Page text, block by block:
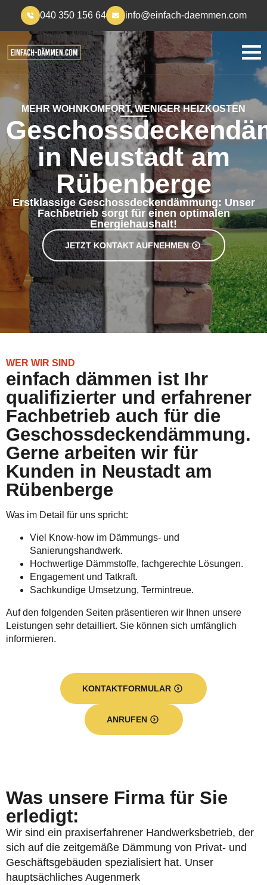
040 350 156 64 info@einfach-daemmen.com
MEHR WOHNKOMFORT, WENIGER HEIZKOSTEN
in Neustadt am
Rübenberge
Erstklassige Geschossdeckendämmung: Unser
Fachbetrieb sorgt für einen optimalen
Energiehaushalt!
JETZT KONTAKT AUFNEHMEN
WER WIR SIND
einfach dämmen ist Ihr
qualifizierter und erfahrener
Fachbetrieb auch für die
Geschossdeckendämmung.
Gerne arbeiten wir für
Kunden in Neustadt am
Rübenberge
Was im Detail für uns spricht:
Viel Know-how im Dämmungs- und
Sanierungshandwerk.
Hochwertige Dämmstoffe, fachgerechte Lösungen.
Engagement und Tatkraft.
Sachkundige Umsetzung, Termintreue.
Auf den folgenden Seiten präsentieren wir Ihnen unsere
Leistungen sehr detailliert. Sie können sich umfänglich
informieren.
KONTAKTFORMULAR
ANRUFEN
Was unsere Firma für Sie
erledigt:
Wir sind ein praxiserfahrener Handwerksbetrieb, der
sich auf die zeitgemäße Dämmung von Privat- und
Geschäftsgebäuden spezialisiert hat. Unser
hauptsächliches Augenmerk